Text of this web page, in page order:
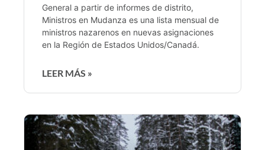
General a partir de informes de distrito,
Ministros en Mudanza es una lista mensual de
ministros nazarenos en nuevas asignaciones
en la Región de Estados Unidos/Canadá.
LEER MÁS »